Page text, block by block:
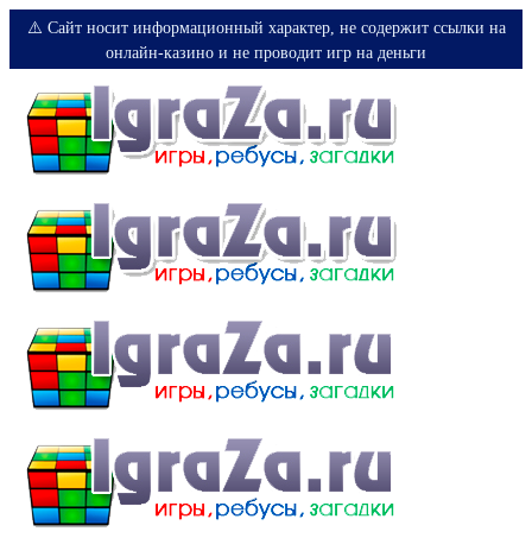
⚠️ Сайт носит информационный характер, не содержит ссылки на
онлайн-казино и не проводит игр на деньги